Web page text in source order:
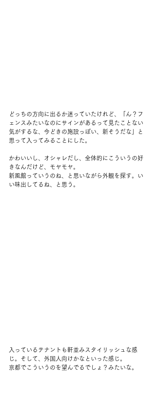
どっちの方向に出るか迷っていたけれど、「ん？フ
ェンスみたいなのにサインがあるって見たことない
気がするな、今どきの施設っぽい、新そうだな」と
思って入ってみることにした。
かわいいし、オシャレだし、全体的にこういうの好
きなんだけど、モヤモヤ。
新風館っていうのね、と思いながら外観を探す。い
い味出してるね、と思う。
入っているテナントも軒並みスタイリッシュな感
じ。そして、外国人向けかなといった感じ。
京都でこういうのを望んでるでしょ？みたいな。